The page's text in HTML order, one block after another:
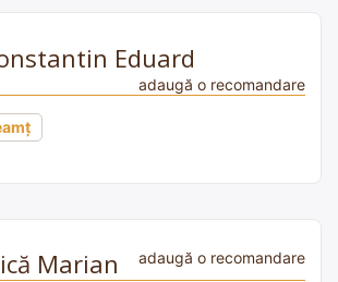
Eduard
adaugă o recomandare
Marian adaugă o recomandare